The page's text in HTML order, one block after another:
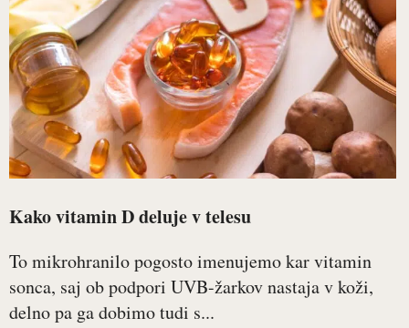
Kako vitamin D deluje v telesu
To mikrohranilo pogosto imenujemo kar vitamin
sonca, saj ob podpori UVB-žarkov nastaja v koži,
delno pa ga dobimo tudi s...